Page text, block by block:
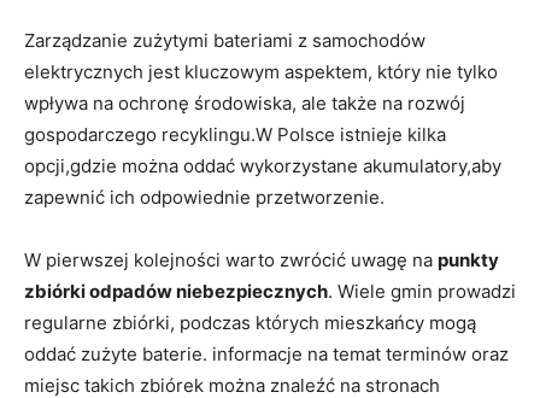
Zarządzanie zużytymi bateriami z samochodów
elektrycznych jest kluczowym aspektem, który ‌nie tylko
wpływa na ochronę środowiska, ale także‌ na rozwój
gospodarczego recyklingu.W Polsce istnieje ⁢kilka
opcji,gdzie można oddać⁣ wykorzystane akumulatory,aby
zapewnić ich ‍odpowiednie przetworzenie.
W pierwszej kolejności ⁢warto zwrócić uwagę na punkty
zbiórki odpadów ⁢niebezpiecznych. Wiele gmin prowadzi
regularne zbiórki, podczas których mieszkańcy mogą
oddać zużyte ‍baterie.⁣ informacje​ na temat terminów oraz
miejsc takich zbiórek można znaleźć na stronach